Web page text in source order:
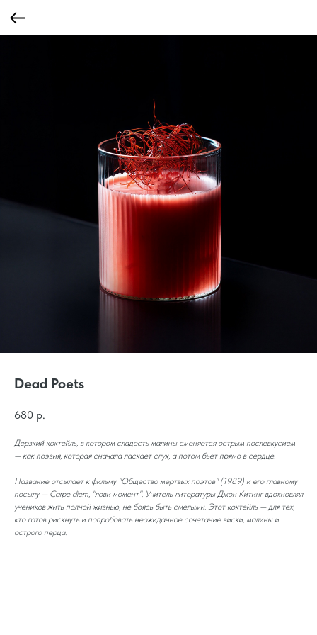
Dead Poets
680 р.
Дерзкий коктейль, в котором сладость малины сменяется острым послевкусием
— как поэзия, которая сначала ласкает слух, а потом бьет прямо в сердце.
Название отсылает к фильму "Общество мертвых поэтов" (1989) и его главному
посылу — Carpe diem, "лови момент". Учитель литературы Джон Китинг вдохновлял
учеников жить полной жизнью, не боясь быть смелыми. Этот коктейль — для тех,
кто готов рискнуть и попробовать неожиданное сочетание виски, малины и
острого перца.